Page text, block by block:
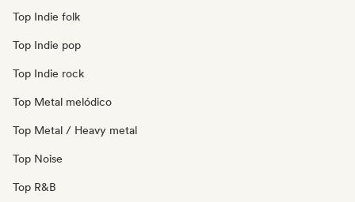
Top Indie folk
Top Indie pop
Top Indie rock
Top Metal melódico
Top Metal / Heavy metal
Top Noise
Top R&B